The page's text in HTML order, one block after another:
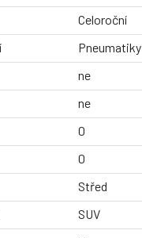
Celoroční
Pneumatiky
ne
ne
0
0
Střed
SUV